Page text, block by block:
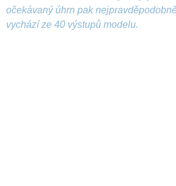
očekávaný úhrn pak
vychází ze 40 výstupů modelu.